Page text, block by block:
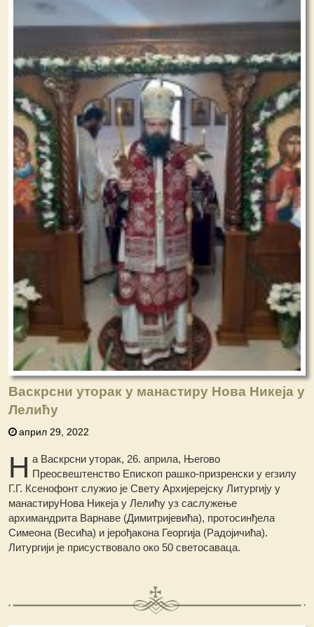
Васкрсни уторак у манастиру Нова Никеја у
Лелићу
април 29, 2022
Н а Васкрсни уторак, 26. априла, Његово
Преосвештенство Епископ рашко-призренски у егзилу
Г.Г. Ксенофонт служио је Свету Архијерејску Литургију у
манастируНова Никеја у Лелићу уз саслужење
архимандрита Варнаве (Димитријевића), протосинђела
Симеона (Весића) и јерођакона Георгија (Радојичића).
Литургији је присуствовало око 50 светосаваца.